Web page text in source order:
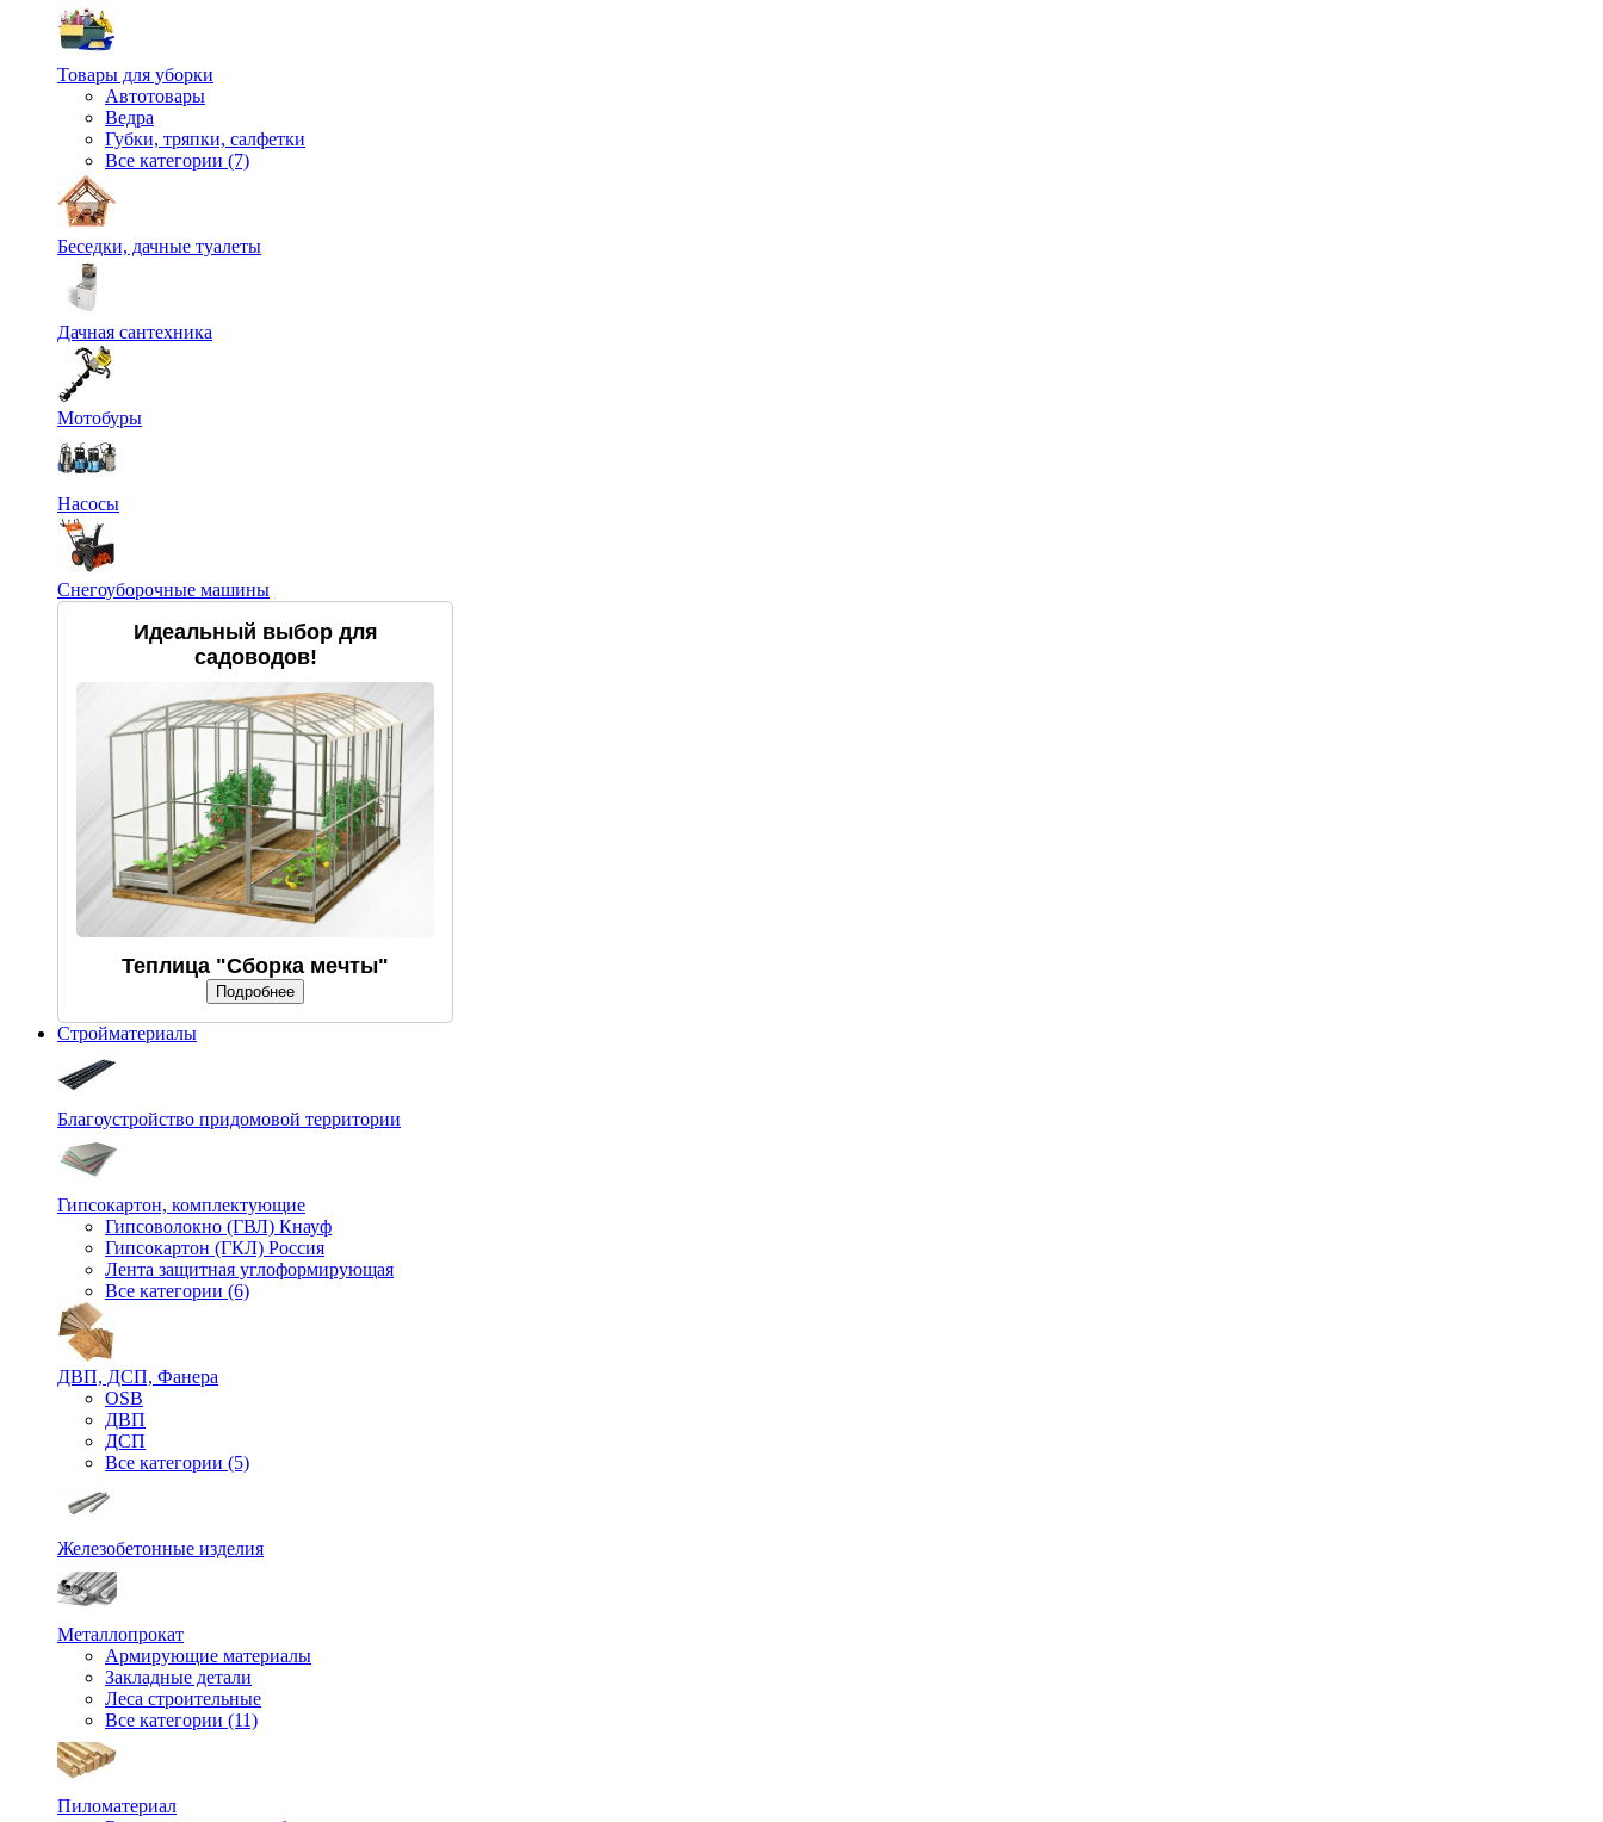
Товары для уборки
Автотовары
Ведра
Губки, тряпки, салфетки
Все категории (7)
Беседки, дачные туалеты
Дачная сантехника
Мотобуры
Насосы
Снегоуборочные машины
Идеальный выбор для
садоводов!
Теплица "Сборка мечты"
Подробнее
Стройматериалы
Благоустройство придомовой территории
Гипсокартон, комплектующие
Гипсоволокно (ГВЛ) Кнауф
Гипсокартон (ГКЛ) Россия
Лента защитная углоформирующая
Все категории (6)
ДВП, ДСП, Фанера
OSB
ДВП
ДСП
Все категории (5)
Железобетонные изделия
Металлопрокат
Армирующие материалы
Закладные детали
Леса строительные
Все категории (11)
Пиломатериал